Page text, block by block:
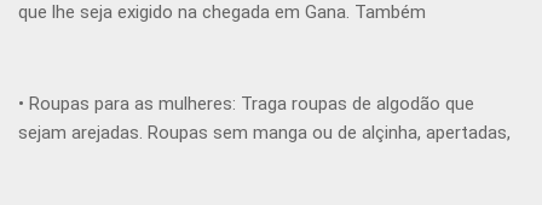
que lhe seja exigido na chegada em Gana. Também
• Roupas para as mulheres: Traga roupas de algodão que
sejam arejadas. Roupas sem manga ou de alçinha, apertadas,